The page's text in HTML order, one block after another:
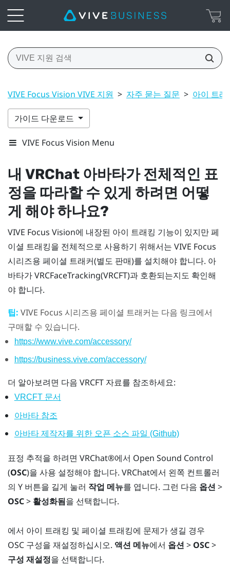
VIVE Focus Vision VIVE 지원 > 자주 묻는 질문 > 아이 트
가이드 다운로드
VIVE Focus Vision Menu
내 VRChat 아바타가 전체적인 표
정을 따라할 수 있게 하려면 어떻
게 해야 하나요?
VIVE Focus Vision에 내장된 아이 트래킹 기능이 있지만 페
이셜 트래킹을 전체적으로 사용하기 위해서는 VIVE Focus
시리즈용 페이셜 트래커(별도 판매)를 설치해야 합니다. 아
바타가 VRCFaceTracking(VRCFT)과 호환되는지도 확인해
야 합니다.
팁: VIVE Focus 시리즈용 페이셜 트래커는 다음 링크에서
구매할 수 있습니다.
https://www.vive.com/accessory/
https://business.vive.com/accessory/
더 알아보려면 다음 VRCFT 자료를 참조하세요:
VRCFT 문서
아바타 참조
아바타 제작자를 위한 오픈 소스 파일 (Github)
표정 추적을 하려면 VRChat®에서 Open Sound Control
(OSC)을 사용 설정해야 합니다. VRChat에서 왼쪽 컨트롤러
의 Y 버튼을 길게 눌러 작업 메뉴를 엽니다. 그런 다음 옵션 >
OSC> 활성화됨을 선택합니다.
에서 아이 트래킹 및 페이셜 트래킹에 문제가 생길 경우
OSC 구성을 재설정하십시오. 액션 메뉴에서 옵션 > OSC>
구성 재설정을 선택합니다.